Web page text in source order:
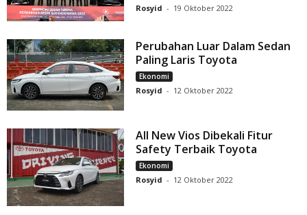
Rosyid - 19 Oktober 2022
Perubahan Luar Dalam Sedan
Paling Laris Toyota
Ekonomi
Rosyid - 12 Oktober 2022
All New Vios Dibekali Fitur
Safety Terbaik Toyota
Ekonomi
Rosyid - 12 Oktober 2022